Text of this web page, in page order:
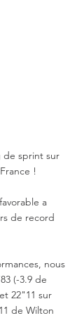
de sprint sur
!
a
de record
nous
(-3.9 de
22"11 sur
de Wilton